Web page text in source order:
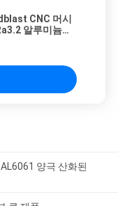
CNC 머시
알루미늄
양극 산화된